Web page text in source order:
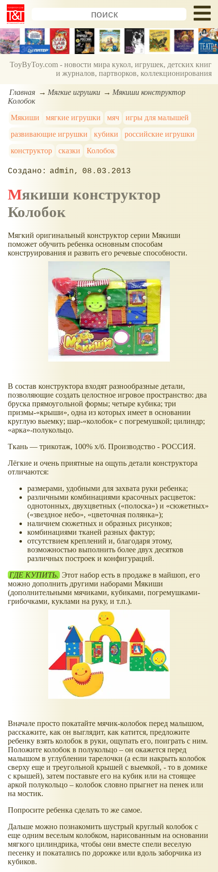
ToyByToy.com - новости мира кукол, игрушек, детских книг
и журналов, партворков, коллекционирования
Главная Мягкие игрушки
Мякиши конструктор
Колобок
Мякиши
мягкие игрушки мяч
игры для малышей
развивающие игрушки
кубики
российские игрушки
конструктор
сказки Колобок
admin 08.03.2013
Мякиши конструктор
Колобок
Мягкий оригинальный конструктор серии Мякиши
поможет обучить ребенка основным способам
конструирования и развить его речевые способности.
В состав конструктора входят разнообразные детали,
позволяющие создать целостное игровое пространство: два
бруска прямоугольной формы; четыре кубика; три
призмы- крыши , одна из которых имеет в основании
круглую выемку; шар- колобок
с погремушкой; цилиндр;
арка -полукольцо.
Ткань — трикотаж, 100% х/б. Производство - РОССИЯ.
Лёгкие и очень приятные на ощупь детали конструктора
отличаются:
размерами, удобными для захвата руки ребенка;
различными комбинациями красочных расцветок:
однотонных, двухцветных ( полоска ) и
сюжетных
( звездное небо , цветочная полянка );
наличием сюжетных и образных рисунков;
комбинациями тканей разных фактур;
отсутствием креплений и, благодаря этому,
возможностью выполнить более двух десятков
различных построек и конфигураций.
ГДЕ КУПИТЬ. Этот набор есть в продаже в майшоп, его
можно дополнить другими наборами Мякиши
(дополнительными мячиками, кубиками, погремушками-
грибочками, куклами на руку, и т.п.).
Вначале просто покатайте мячик-колобок перед малышом,
расскажите, как он выглядит, как катится, предложите
ребенку взять колобок в руки, ощупать его, поиграть с ним.
Положите колобок в полукольцо – он окажется перед
малышом в углублении тарелочки (а если накрыть колобок
сверху еще и треугольной крышей с выемкой, - то в домике
с крышей), затем поставьте его на кубик или на стоящее
аркой полукольцо – колобок словно прыгнет на пенек или
на мостик.
Попросите ребенка сделать то же самое.
Дальше можно познакомить шустрый круглый колобок с
еще одним веселым колобком, нарисованным на основании
мягкого цилиндрика, чтобы они вместе спели веселую
песенку и покатались по дорожке или вдоль заборчика из
кубиков.